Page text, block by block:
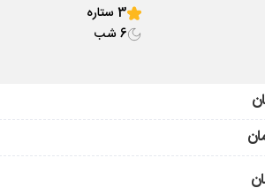
3 ستاره
6 شب